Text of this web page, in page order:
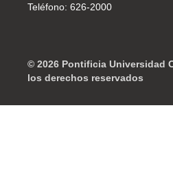
Teléfono: 626-2000
© 2026 Pontificia Universidad
los derechos reservados